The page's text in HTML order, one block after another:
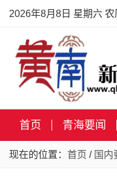
2026年8月8日 星期六
首页 青海要闻
现在的位置： 首页 / 国内